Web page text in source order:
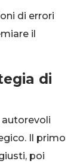
di errori
il
di
Il primo
poi